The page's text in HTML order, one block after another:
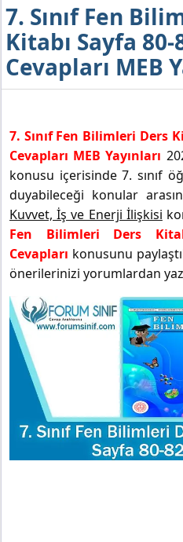
7. Sınıf Fen
Kitabı Sayfa 80-
Cevapları MEB
7. Sınıf Fen Bilimleri Ders
Cevapları MEB Yayınları
konusu içerisinde 7. sınıf
duyabileceği konular
Kuvvet, İş ve Enerji İlişkisi
Fen Bilimleri Ders
Cevapları konusunu
önerilerinizi yorumlardan